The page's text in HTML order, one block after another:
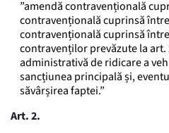
”amendă contravențională
contravențională cuprinsă
contravențională cuprinsă
contravenților prevăzute la art.
administrativă de ridicare a
sancțiunea principală și,
săvârșirea faptei.”
Art. 2.